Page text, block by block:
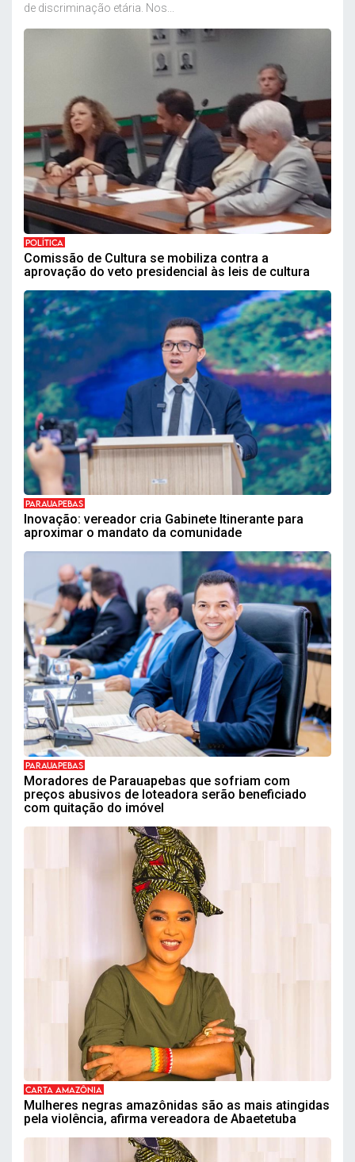
de discriminação etária. Nos...
POLÍTICA
Comissão de Cultura se mobiliza contra a
aprovação do veto presidencial às leis de cultura
PARAUAPEBAS
Inovação: vereador cria Gabinete Itinerante para
aproximar o mandato da comunidade
PARAUAPEBAS
Moradores de Parauapebas que sofriam com
preços abusivos de loteadora serão beneficiado
com quitação do imóvel
CARTA AMAZÔNIA
Mulheres negras amazônidas são as mais atingidas
pela violência, afirma vereadora de Abaetetuba